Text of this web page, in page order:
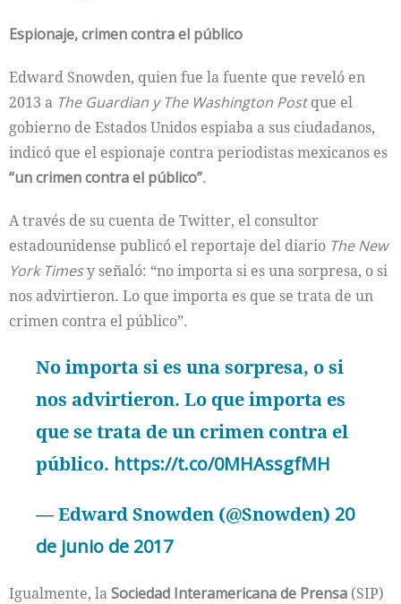
Espionaje, crimen contra el público
Edward Snowden, quien fue la fuente que reveló en
2013 a The Guardian y The Washington Postque el
gobierno de Estados Unidos espiaba a sus ciudadanos,
indicó que el espionaje contra periodistas mexicanos es
“un crimen contra el público”.
A través de su cuenta de Twitter, el consultor
estadounidense publicó el reportaje del diario The New
York Timesy señaló: “no importa si es una sorpresa, o si
nos advirtieron. Lo que importa es que se trata de un
crimen contra el público”.
No importa si es una sorpresa, o si
nos advirtieron. Lo que importa es
que se trata de un crimen contra el
público. https://t.co/0MHAssgfMH
— Edward Snowden (@Snowden) 20
de junio de 2017
Igualmente, laSociedad Interamericana de Prensa (SIP)